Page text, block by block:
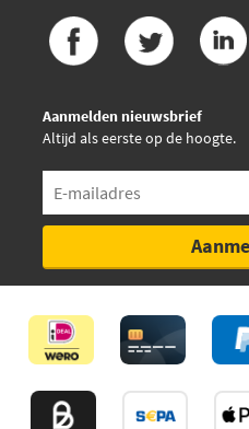
Aanmelden nieuwsbrief
Altijd als eerste op de hoogte.